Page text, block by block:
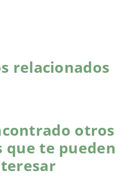
relacionados
otros
que te pueden